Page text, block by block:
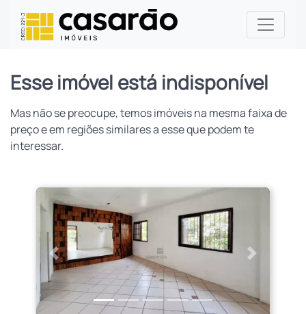
Esse imóvel está indisponível
Mas não se preocupe, temos imóveis na mesma faixa de
preço e em regiões similares a esse que podem te
interessar.
Anterior Próximo